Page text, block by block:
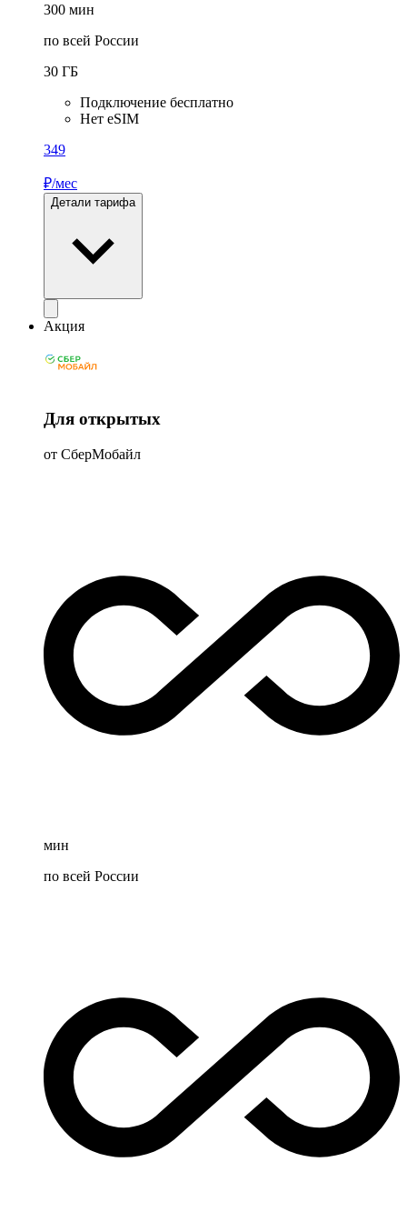
300 мин
по всей России
30 ГБ
Подключение бесплатно
Нет eSIM
349
₽/мес
Детали тарифа
Акция
Для открытых
от СберМобайл
мин
по всей России